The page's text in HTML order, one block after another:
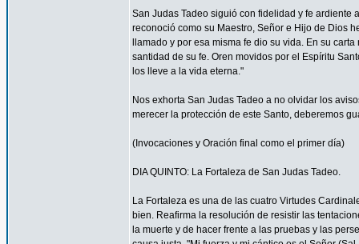
San Judas Tadeo siguió con fidelidad y fe
reconoció como su Maestro, Señor e Hijo de Dios
llamado y por esa misma fe dio su vida. En su
santidad de su fe. Oren movidos por el Espíritu
los lleve a la vida eterna."
Nos exhorta San Judas Tadeo a no olvidar los
merecer la protección de este Santo, deberemos
(Invocaciones y Oración final como el primer día)
DIA QUINTO: La Fortaleza de San Judas Tadeo.
La Fortaleza es una de las cuatro Virtudes
bien. Reafirma la resolución de resistir las
la muerte y de hacer frente a las pruebas y las